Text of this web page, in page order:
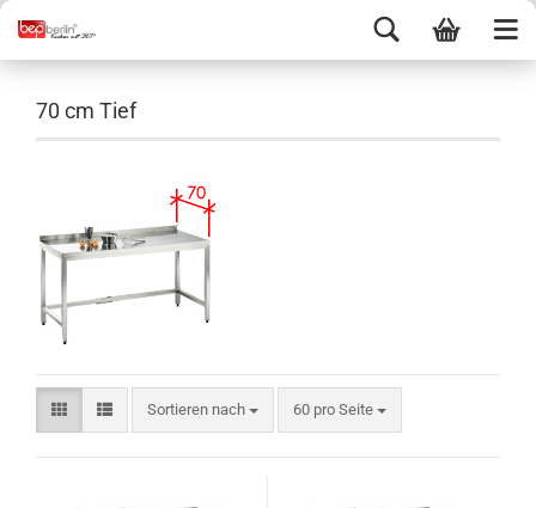
70 cm Tief
Sortieren nach 60 pro Seite